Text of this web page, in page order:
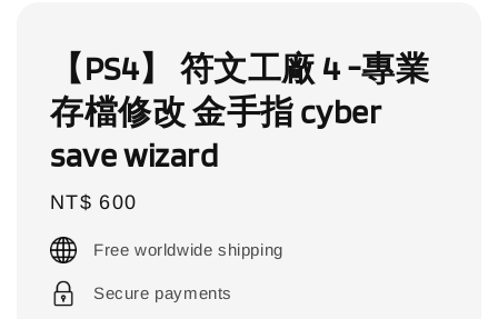
【PS4】 符文工廠 4 -專業
存檔修改 金手指 cyber
save wizard
Regular
price
NT$ 600
Free worldwide shipping
Secure payments